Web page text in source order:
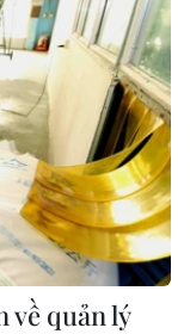
về quản lý